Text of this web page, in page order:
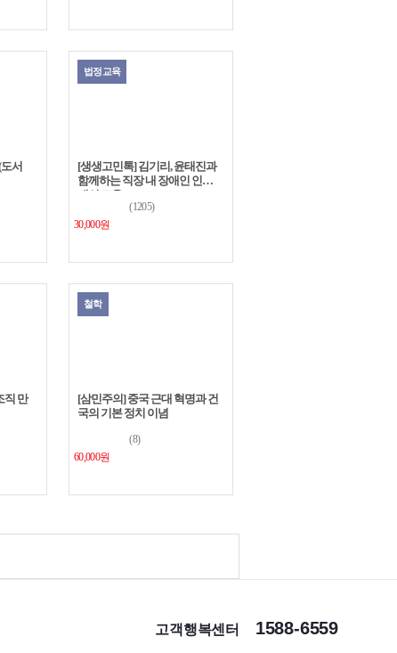
서
법정교육
[생생고민톡] 김기리, 윤태진과
함께하는 직장 내 장애인 인식
개선 교육
(1205)
30,000원
직 만
철학
[삼민주의] 중국 근대 혁명과 건
국의 기본 정치 이념
(8)
60,000원
고객행복센터 1588-6559